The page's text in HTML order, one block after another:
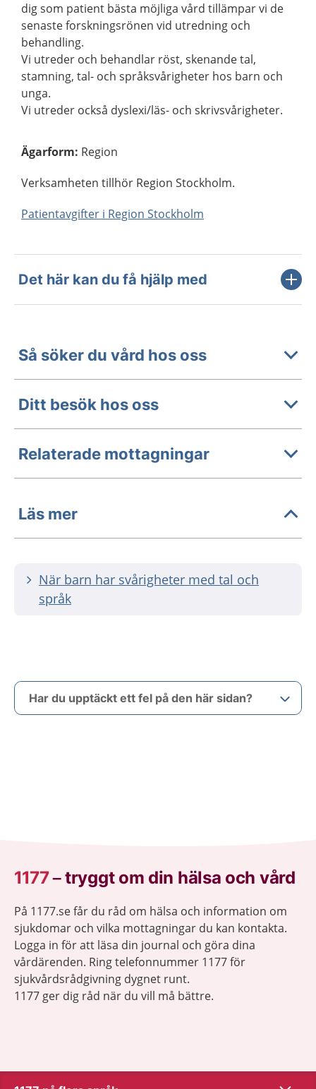
dig som patient bästa möjliga vård tillämpar vi de
senaste forskningsrönen vid utredning och
behandling.
Vi utreder och behandlar röst, skenande tal,
stamning, tal- och språksvårigheter hos barn och
unga.
Vi utreder också dyslexi/läs- och skrivsvårigheter.
Ägarform: Region
Verksamheten tillhör Region Stockholm.
Patientavgifter i Region Stockholm
Det här kan du få hjälp med
Så söker du vård hos oss
Ditt besök hos oss
Relaterade mottagningar
Läs mer
När barn har svårigheter med tal och
språk
Har du upptäckt ett fel på den här sidan?
1177–tryggt om din hälsa och vård
På 1177.se får du råd om hälsa och information om
sjukdomar och vilka mottagningar du kan kontakta.
Logga in för att läsa din journal och göra dina
vårdärenden. Ring telefonnummer 1177 för
sjukvårdsrådgivning dygnet runt.
1177 ger dig råd när du vill må bättre.
Visa